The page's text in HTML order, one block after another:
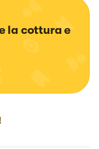
la cottura e